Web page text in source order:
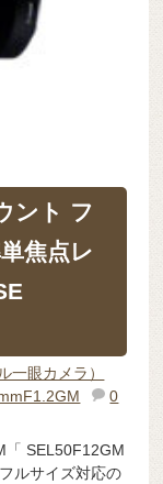
ント フ
焦点レ
一眼カメラ）
0
「 SE​​L50F12GM
ルサイズ対応の